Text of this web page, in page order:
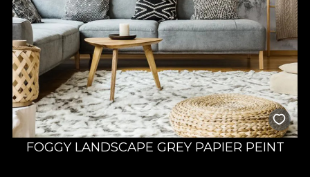
FOGGY LANDSCAPE GREY PAPIER PEINT